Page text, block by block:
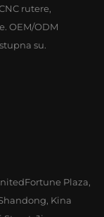
rutere,
OEM/ODM
su.
Plaza,
Kina